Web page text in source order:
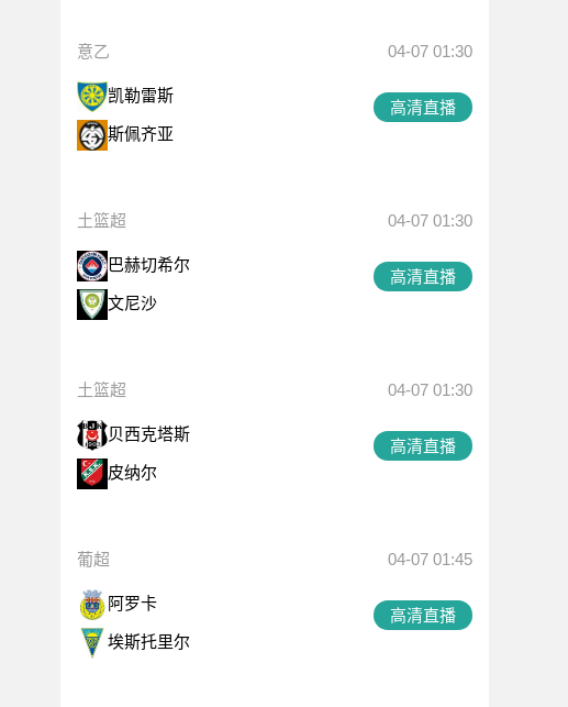
意乙 04-07 01:30
凯勒雷斯
斯佩齐亚
高清直播
土篮超 04-07 01:30
巴赫切希尔
文尼沙
高清直播
土篮超 04-07 01:30
贝西克塔斯
皮纳尔
高清直播
葡超 04-07 01:45
阿罗卡
埃斯托里尔
高清直播